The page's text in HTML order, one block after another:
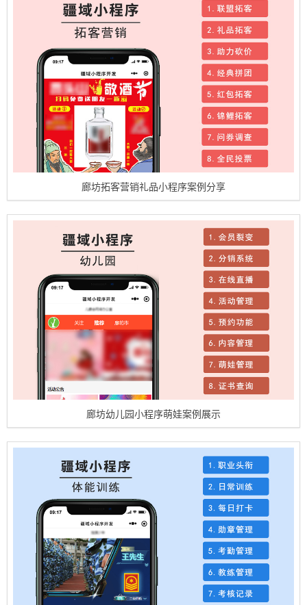
廊坊拓客营销礼品小程序案例分享
廊坊幼儿园小程序萌娃案例展示